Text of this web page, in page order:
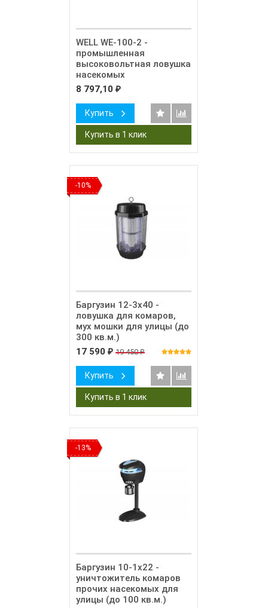
WELL WE-100-2 -
промышленная
высоковольтная ловушка
насекомых
8 797,10 ₽
Купить
-10%
Баргузин 12-3х40 -
ловушка для комаров,
мух мошки для улицы (до
300 кв.м.)
17 590 ₽ 19 450₽
Купить
-13%
Баргузин 10-1x22 -
уничтожитель комаров
прочих насекомых для
улицы (до 100 кв.м.)